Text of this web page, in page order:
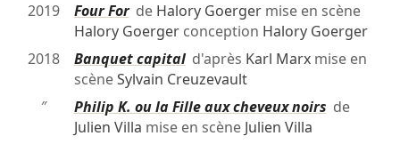
2019
Four Forde Halory Goergermise en scène
Halory Goergerconception Halory Goerger
2018
Banquet capitald'après Karl Marxmise en
scèneSylvain Creuzevault
″
Philip K. ou la Fille aux cheveux noirs de
Julien Villa mise en scène Julien Villa